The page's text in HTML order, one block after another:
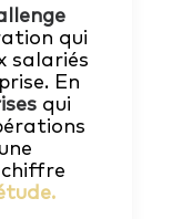
qui
salariés
En
qui
.